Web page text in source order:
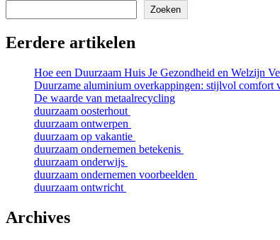
Zoeken
Eerdere artikelen
Hoe een Duurzaam Huis Je Gezondheid en Welzijn
Duurzame aluminium overkappingen: stijlvol comfort
De waarde van metaalrecycling
duurzaam oosterhout
duurzaam ontwerpen
duurzaam op vakantie
duurzaam ondernemen betekenis
duurzaam onderwijs
duurzaam ondernemen voorbeelden
duurzaam ontwricht
Archives